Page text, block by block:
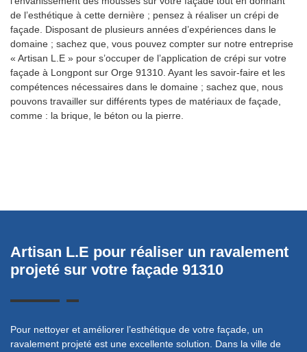
de l’esthétique à cette dernière ; pensez à réaliser un crépi de
façade. Disposant de plusieurs années d’expériences dans le
domaine ; sachez que, vous pouvez compter sur notre entreprise
« Artisan L.E » pour s’occuper de l’application de crépi sur votre
façade à Longpont sur Orge 91310. Ayant les savoir-faire et les
compétences nécessaires dans le domaine ; sachez que, nous
pouvons travailler sur différents types de matériaux de façade,
comme : la brique, le béton ou la pierre.
Artisan L.E pour réaliser un ravalement
projeté sur votre façade 91310
Pour nettoyer et améliorer l’esthétique de votre façade, un
ravalement projeté est une excellente solution. Dans la ville de